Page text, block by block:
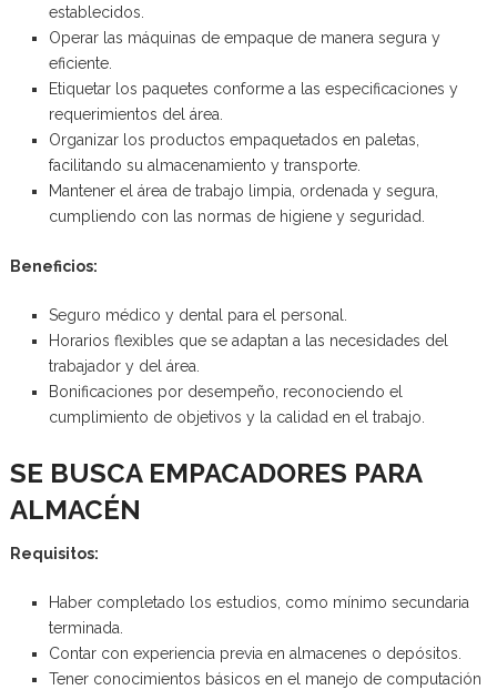
establecidos.
Operar las máquinas de empaque de manera segura y
eficiente.
Etiquetar los paquetes conforme a las especificaciones y
requerimientos del área.
Organizar los productos empaquetados en paletas,
facilitando su almacenamiento y transporte.
Mantener el área de trabajo limpia, ordenada y segura,
cumpliendo con las normas de higiene y seguridad.
Beneficios:
Seguro médico y dental para el personal.
Horarios flexibles que se adaptan a las necesidades del
trabajador y del área.
Bonificaciones por desempeño, reconociendo el
cumplimiento de objetivos y la calidad en el trabajo.
SE BUSCA EMPACADORES PARA
ALMACÉN
Requisitos:
Haber completado los estudios, como mínimo secundaria
terminada.
Contar con experiencia previa en almacenes o depósitos.
Tener conocimientos básicos en el manejo de computación